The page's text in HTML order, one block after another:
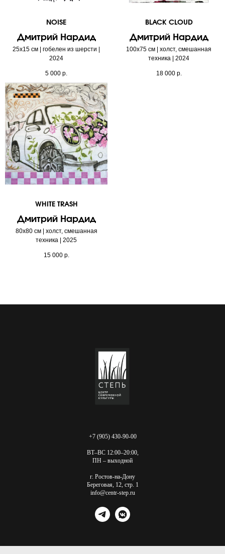
NOISE
Дмитрий Нардид
25х15 см | гобелен из шерсти |
2024
5 000 р.
BLACK CLOUD
Дмитрий Нардид
100х75 см | холст, смешанная
техника | 2024
18 000 р.
WHITE TRASH
Дмитрий Нардид
80х80 см | холст, смешанная
техника | 2025
15 000 р.
+7 (905) 430-90-00
ВТ–ВС 12:00–20:00,
ПН – выходной
г. Ростов-на-Дону
Береговая, 12, стр. 1
info@centr-step.ru